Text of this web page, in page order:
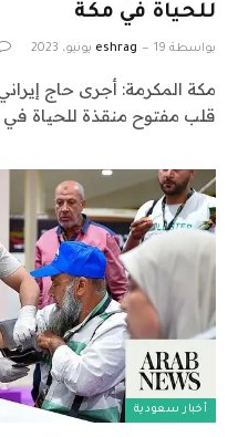
للحياة في مكة
بواسطة eshrag 19 يونيو، 2023
مكة المكرمة: أجرى حاج
قلب مفتوح منقذة للحياة
أخبار سعودية